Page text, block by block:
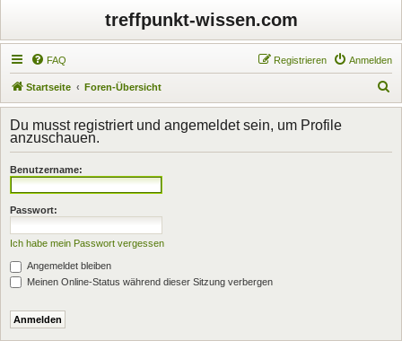
treffpunkt-wissen.com
FAQ Anmelden
Registrieren
Startseite Foren-Übersicht
u
h
Du musst registriert und angemeldet sein, um Profile
anzuschauen.
Benutzername:
Passwort:
Ich habe mein Passwort vergessen
Angemeldet bleiben
Meinen Online-Status während dieser Sitzung verbergen